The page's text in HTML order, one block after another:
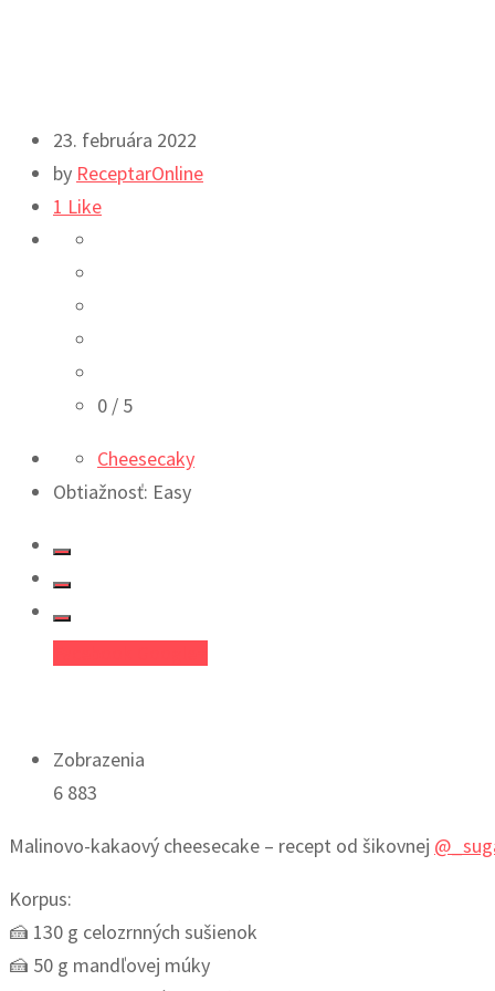
23. februára 2022
by ReceptarOnline
1 Like
0 / 5
Cheesecaky
Obtiažnosť: Easy
Zobrazenia
6 883
Malinovo-kakaový cheesecake – recept od šikovnej
Korpus:
🍰 130 g celozrnných sušienok
🍰 50 g mandľovej múky